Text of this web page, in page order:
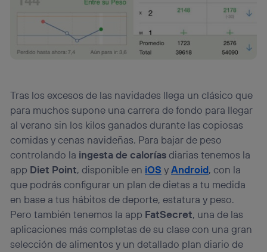
Tras los excesos de las navidades llega un clásico que
para muchos supone una carrera de fondo para llegar
al verano sin los kilos ganados durante las copiosas
comidas y cenas navideñas. Para bajar de peso
controlando la ingesta de caloríasdiarias tenemos la
app Diet Point, disponible en iOS yAndroid, con la
que podrás configurar un plan de dietas a tu medida
en base a tus hábitos de deporte, estatura y peso.
Pero también tenemos la app FatSecret, una de las
aplicaciones más completas de su clase con una gran
selección de alimentos y un detallado plan diario de